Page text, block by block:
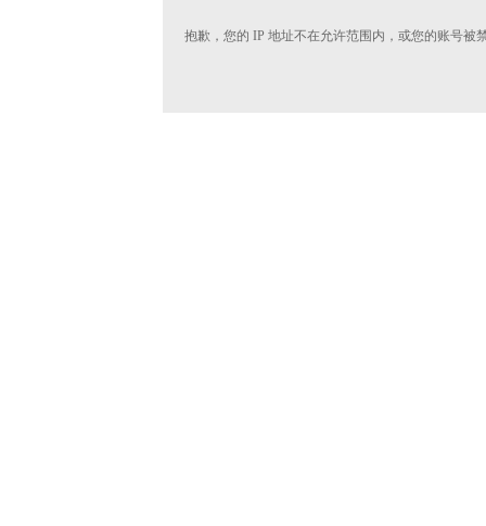
抱歉，您的 IP 地址不在允许范围内，或您的账号被